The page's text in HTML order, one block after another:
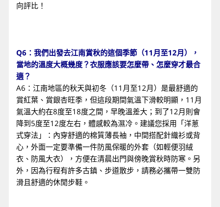
向評比！
Q6：我們出發去江南賞秋的這個季節（11月至12月），
當地的溫度大概幾度？衣服應該要怎麼帶、怎麼穿才最合
適？
A6：江南地區的秋天與初冬（11月至12月）是最舒適的
賞紅葉、賞銀杏旺季，但這段期間氣溫下滑較明顯，11月
氣溫大約在8度至18度之間，早晚溫差大；到了12月則會
降到5度至12度左右，體感較為濕冷。建議您採用「洋蔥
式穿法」：內穿舒適的棉質薄長袖，中間搭配針織衫或背
心，外面一定要準備一件防風保暖的外套（如輕便羽絨
衣、防風大衣），方便在清晨出門與傍晚賞秋時防寒。另
外，因為行程有許多古鎮、步道散步，請務必攜帶一雙防
滑且舒適的休閒步鞋。